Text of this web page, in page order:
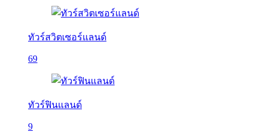
ทัวร์สวิตเซอร์แลนด์
69
ทัวร์ฟินแลนด์
9